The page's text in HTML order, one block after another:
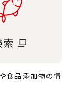
食品添加物の情